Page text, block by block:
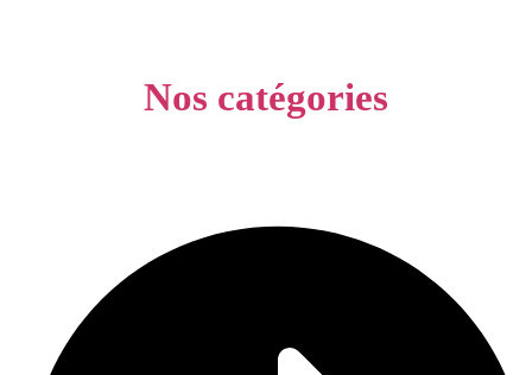
Nos catégories